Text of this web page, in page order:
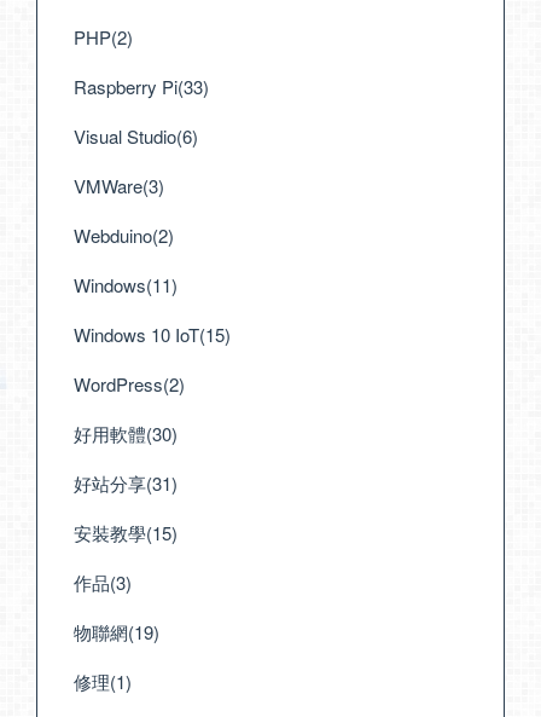
PHP(2)
Raspberry Pi(33)
Visual Studio(6)
VMWare(3)
Webduino(2)
Windows(11)
Windows 10 IoT(15)
WordPress(2)
好用軟體(30)
好站分享(31)
安裝教學(15)
作品(3)
物聯網(19)
修理(1)